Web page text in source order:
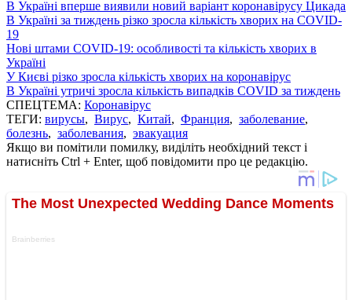
В Україні вперше виявили новий варіант коронавірусу Цикада
В Україні за тиждень різко зросла кількість хворих на COVID-
19
Нові штами COVID-19: особливості та кількість хворих в
Україні
У Києві різко зросла кількість хворих на коронавірус
В Україні утричі зросла кількість випадків COVID за тиждень
СПЕЦТЕМА: Коронавірус
ТЕГИ: вирусы, Вирус, Китай, Франция, заболевание,
болезнь, заболевания, эвакуация
Якщо ви помітили помилку, виділіть необхідний текст і
натисніть Ctrl + Enter, щоб повідомити про це редакцію.